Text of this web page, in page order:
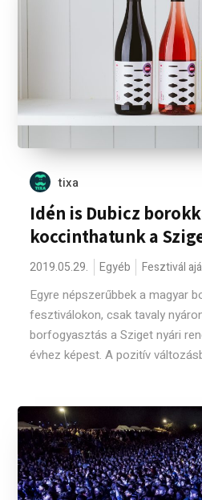
tixa
Idén is Dubicz
koccinthatunk a
2019.05.29. Egyéb Fesztivál
Egyre népszerűbbek a magyar
fesztiválokon, csak tavaly
borfogyasztás a Sziget nyári
évhez képest. A pozitív